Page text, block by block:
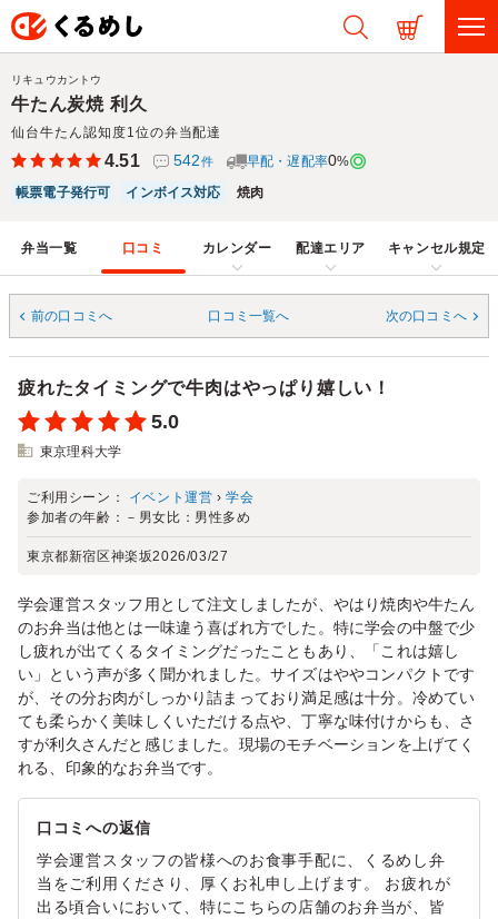
牛たん炭焼 利久
仙台牛たん認知度1位の弁当配達
リキュウカントウ
4.51 542件 早配・遅配率0%
帳票電子発行可
インボイス対応 焼肉
弁当一覧 口コミ カレンダー 配達エリア キャンセル規定
前の口コミへ 口コミ一覧へ 次の口コミへ
疲れたタイミングで牛肉はやっぱり嬉しい！
5.0
東京理科大学
ご利用シーン： イベント運営 ›学会
参加者の年齢： － 男女比： 男性多め
東京都新宿区神楽坂2026/03/27
学会運営スタッフ用として注文しましたが、やはり焼肉や牛たん
のお弁当は他とは一味違う喜ばれ方でした。特に学会の中盤で少
し疲れが出てくるタイミングだったこともあり、「これは嬉し
い」という声が多く聞かれました。サイズはややコンパクトです
が、その分お肉がしっかり詰まっており満足感は十分。冷めてい
ても柔らかく美味しくいただける点や、丁寧な味付けからも、さ
すが利久さんだと感じました。現場のモチベーションを上げてく
れる、印象的なお弁当です。
口コミへの返信
学会運営スタッフの皆様へのお食事手配に、くるめし弁
当をご利用くださり、厚くお礼申し上げます。 お疲れが
出る頃合いにおいて、特にこちらの店舗のお弁当が、皆